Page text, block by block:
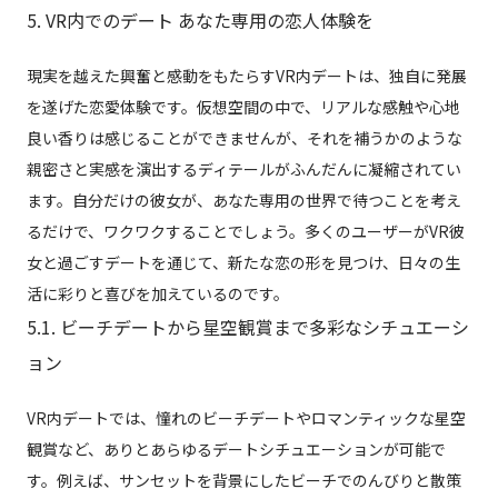
5. VR内でのデート あなた専用の恋人体験を
現実を越えた興奮と感動をもたらすVR内デートは、独自に発展
を遂げた恋愛体験です。仮想空間の中で、リアルな感触や心地
良い香りは感じることができませんが、それを補うかのような
親密さと実感を演出するディテールがふんだんに凝縮されてい
ます。自分だけの彼女が、あなた専用の世界で待つことを考え
るだけで、ワクワクすることでしょう。多くのユーザーがVR彼
女と過ごすデートを通じて、新たな恋の形を見つけ、日々の生
活に彩りと喜びを加えているのです。
5.1. ビーチデートから星空観賞まで多彩なシチュエーシ
ョン
VR内デートでは、憧れのビーチデートやロマンティックな星空
観賞など、ありとあらゆるデートシチュエーションが可能で
す。例えば、サンセットを背景にしたビーチでのんびりと散策